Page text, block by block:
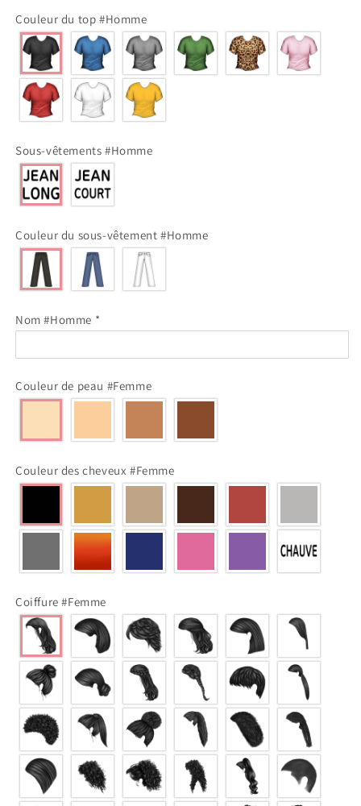
Couleur du top #Homme
Sous-vêtements #Homme
Couleur du sous-vêtement #Homme
Nom #Homme *
Couleur de peau #Femme
Couleur des cheveux #Femme
Coiffure #Femme